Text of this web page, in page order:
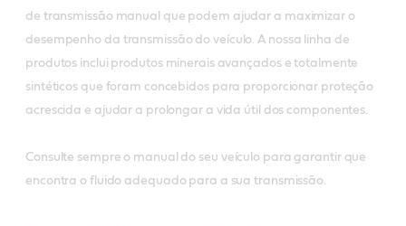
de transmissão manual que podem ajudar a maximizar o
desempenho da transmissão do veículo. A nossa linha de
produtos inclui produtos minerais avançados e totalmente
sintéticos que foram concebidos para proporcionar proteção
acrescida e ajudar a prolongar a vida útil dos componentes.
Consulte sempre o manual do seu veículo para garantir que
encontra o fluido adequado para a sua transmissão.